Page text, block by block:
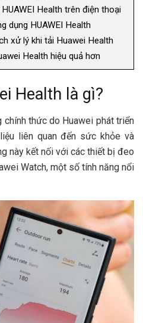
Health trên điện thoại
dụng HUAWEI Health
xử lý khi tải Huawei Health
Health hiệu quả hơn
Health là gì?
chính thức do Huawei phát triển
liên quan đến sức khỏe và
này kết nối với các thiết bị đeo
Watch, một số tính năng nổi